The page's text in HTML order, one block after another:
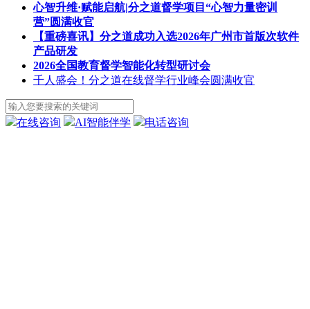
心智升维·赋能启航|分之道督学项目“心智力量密训
营”圆满收官
【重磅喜讯】分之道成功入选2026年广州市首版次软件
产品研发
2026全国教育督学智能化转型研讨会
千人盛会！分之道在线督学行业峰会圆满收官
在线咨询 AI智能伴学 电话咨询